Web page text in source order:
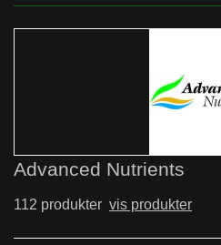
Advanced Nutrients
112 produkter vis produkter